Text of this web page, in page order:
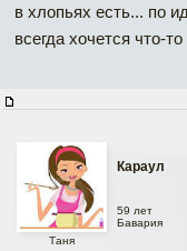
в хлопьях есть... по
всегда хочется что-
Караул
Таня
59 лет
Бавария